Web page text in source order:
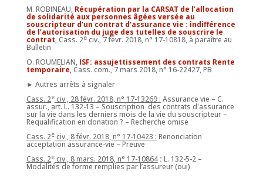
M. ROBINEAU, Récupération par la CARSAT de l’allocation
de solidarité aux personnes âgées versée au
souscripteur d’un contrat d'assurance vie : indifférence
de l’autorisation du juge des tutelles de souscrire le
contrat, Cass. 2eciv., 7 févr. 2018, n° 17-10818, à paraître au
Bulletin
O. ROUMELIAN, ISF: assujettissement des contrats Rente
temporaire,Cass. com., 7 mars 2018, n° 16-22427, PB
► Autres arrêts à signaler
Cass. 2eciv., 28 févr. 2018, n° 17-13269 : Assurance vie – C.
assur., art. L. 132-13 – Souscription des contrats d'assurance
sur la vie dans les derniers mois de la vie du souscripteur –
Requalification en donation ? – Recherche omise
Cass. 2eciv., 8 févr. 2018, n° 17-10423 : Renonciation
acceptation assurance-vie – Preuve
Cass. 2eciv., 8 mars. 2018, n° 17-10864: L. 132-5-2 –
Modalités de forme remplies par l’assureur (oui)